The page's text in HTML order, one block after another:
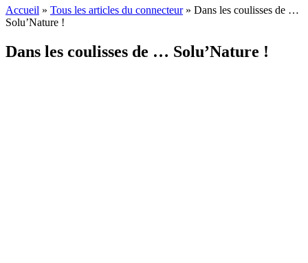
Accueil » Tous les articles du connecteur» Dans les coulisses de …
Solu’Nature !
Dans les coulisses de … Solu’Nature !